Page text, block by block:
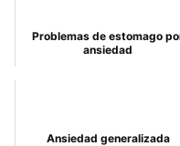
Problemas de estomago
ansiedad
Ansiedad generalizada